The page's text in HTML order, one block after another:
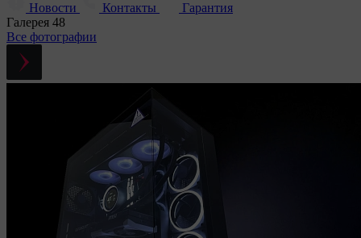
Новости Контакты
Гарантия
Галерея 48
Все фотографии